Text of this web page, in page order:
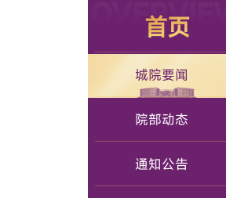
OVERVIEW
首页
城院要闻
院部动态
通知公告